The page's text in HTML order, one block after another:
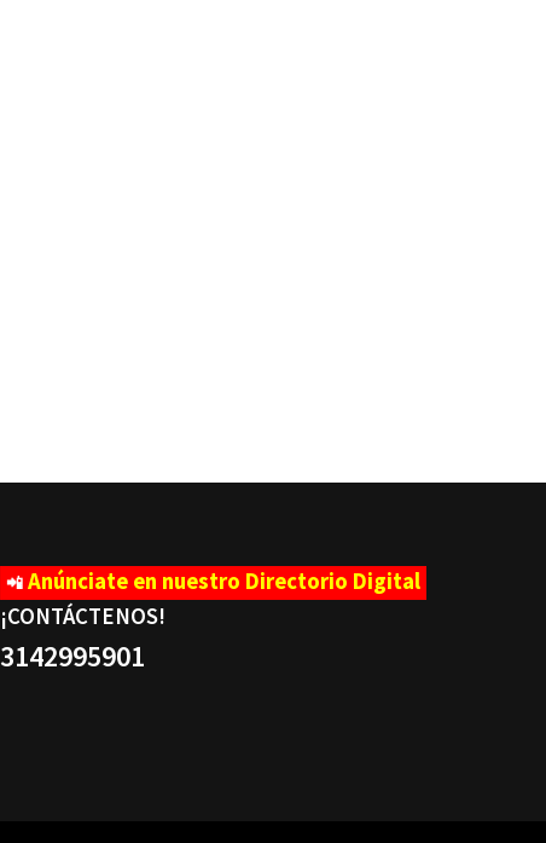
📲 Anúnciate en nuestro Directorio Digital
¡CONTÁCTENOS!
3142995901